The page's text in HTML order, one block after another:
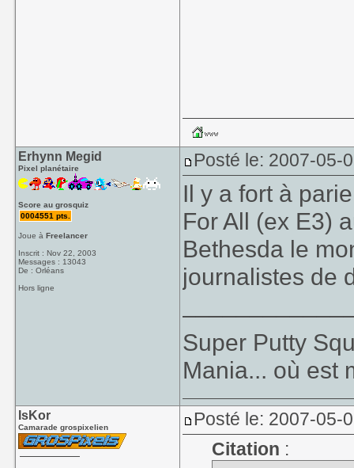
Erhynn Megid
Pixel planétaire
Score au grosquiz
0004551 pts.
Joue àFreelancer
Inscrit : Nov 22, 2003
Messages : 13043
De : Orléans
Hors ligne
Posté le: 2007-05-
Il y a fort à
For All (ex E3)
Bethesda le
journalistes de
Super Putty
Mania... où est
IsKor
Camarade grospixelien
Posté le: 2007-05-
Citation :